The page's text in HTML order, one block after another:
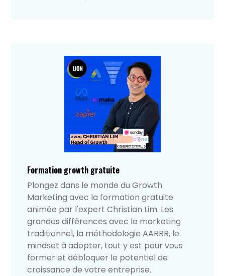
Formation growth gratuite
Plongez dans le monde du Growth
Marketing avec la formation gratuite
animée par l'expert Christian Lim. Les
grandes différences avec le marketing
traditionnel, la méthodologie AARRR, le
mindset à adopter, tout y est pour vous
former et débloquer le potentiel de
croissance de votre entreprise.